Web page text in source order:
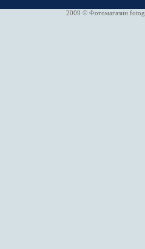
2009 © Фотомагазин